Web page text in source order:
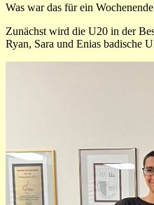
Was war das für ein
Zunächst wird die U20 in der
Ryan, Sara und Enias badische